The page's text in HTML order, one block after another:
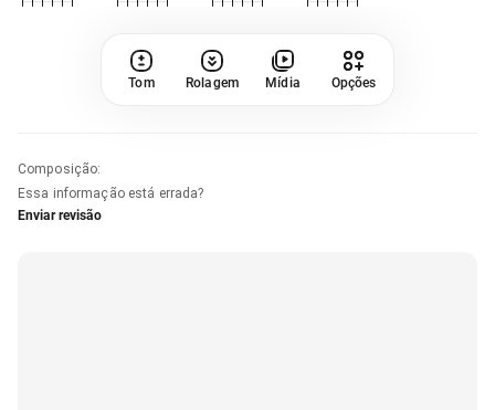
Tom Rolagem Mídia Opções
Composição:
Essa informação está errada?
Enviar revisão